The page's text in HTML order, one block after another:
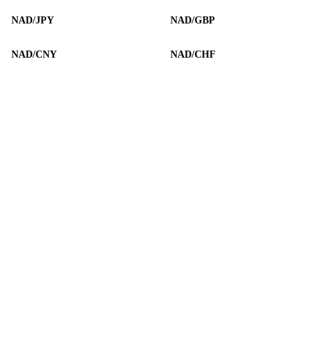
NAD/JPY NAD/GBP
NAD/CNY NAD/CHF